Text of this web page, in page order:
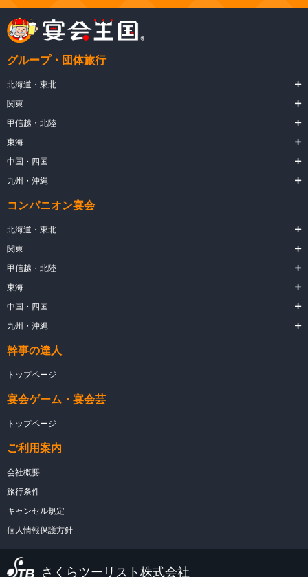
グループ・団体旅行
北海道・東北
関東
甲信越・北陸
東海
中国・四国
九州・沖縄
コンパニオン宴会
北海道・東北
関東
甲信越・北陸
東海
中国・四国
九州・沖縄
幹事の達人
トップページ
宴会ゲーム・宴会芸
トップページ
ご利用案内
会社概要
旅行条件
キャンセル規定
個人情報保護方針
さくらツーリスト株式会社